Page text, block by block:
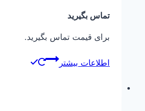
تماس بگیرید
برای قیمت تماس بگیرید.
اطلاعات بیشتر